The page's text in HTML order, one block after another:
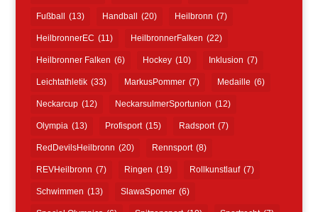
Fußball (13) Handball (20) Heilbronn (7)
HeilbronnerEC (11) HeilbronnerFalken (22)
Heilbronner Falken (6) Hockey (10) Inklusion (7)
Leichtathletik (33) MarkusPommer (7) Medaille (6)
Neckarcup (12) NeckarsulmerSportunion (12)
Olympia (13) Profisport (15) Radsport (7)
RedDevilsHeilbronn (20) Rennsport (8)
REVHeilbronn (7) Ringen (19) Rollkunstlauf (7)
Schwimmen (13) SlawaSpomer (6)